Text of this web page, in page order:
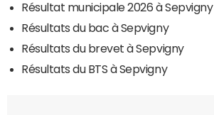
Résultat municipale 2026 à Sepvigny
Résultats du bac à Sepvigny
Résultats du brevet à Sepvigny
Résultats du BTS à Sepvigny